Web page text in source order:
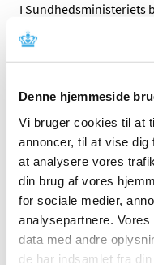
Denne hjemmeside
Vi bruger cookies til at
annoncer, til at vise
at analysere vores
din brug af vores
for sociale medier,
analysepartnere.
data med andre
de har indsamlet fra
I Sundhedsministeriets
december 2021 om
forhold til krigen i
Den aktuelle krig i
række kliniske
|5. april 2022|
Lægemiddelstyrelsens
præsenteret styrelsens